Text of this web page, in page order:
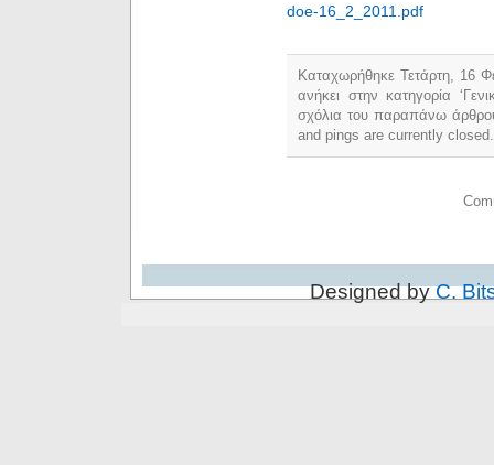
doe-16_2_2011.pdf
Καταχωρήθηκε Τετάρτη, 16
ανήκει στην κατηγορία
σχόλια του παραπάνω
and pings are currently closed.
Designed byC.